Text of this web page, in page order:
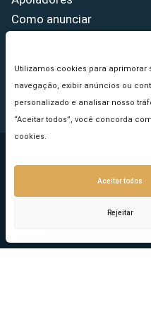
Utilizamos cookies para aprimorar
navegação, exibir anúncios ou
personalizado e analisar nosso
“Aceitar todos”, você concorda
cookies.
Aceitar todos
Rejeitar
Como anunciar
Princípios Editoriais
Copyright © 2026 -